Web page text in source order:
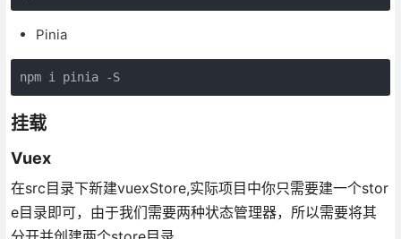
Pinia
npm i pinia -S
挂载
Vuex
在src目录下新建vuexStore,实际项目中你只需要建一个stor
e目录即可，由于我们需要两种状态管理器，所以需要将其